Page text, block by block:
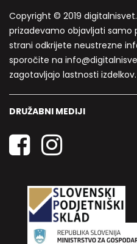
Copyright © 2019
prizadevamo objavljati samo
strani odkrijete neustrezne
sporočite na
zagotavljajo lastnosti izdelkov.
DRUŽABNI MEDIJI